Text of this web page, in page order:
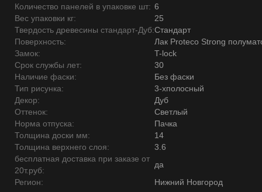
Количество панелей в упаковке шт: 6
Вес упаковки кг:
25
Твердость древесины стандарт-Дуб:Стандарт
Поверхность:
Лак Proteco Strong
Замок:
T-lock
Срок службы лет:
30
Наличие фаски:
Без фаски
Тип рисунка:
3-хполосный
Декор:
Дуб
Оттенок:
Светлый
Норма отпуска:
Пачка
Толщина доски мм:
14
Толщина верхнего слоя:
3.6
бесплатная доставка при заказе от
20т.руб:
да
Регион:
Нижний Новгород